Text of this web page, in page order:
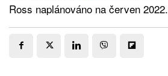
Ross naplánováno na červen 2022.